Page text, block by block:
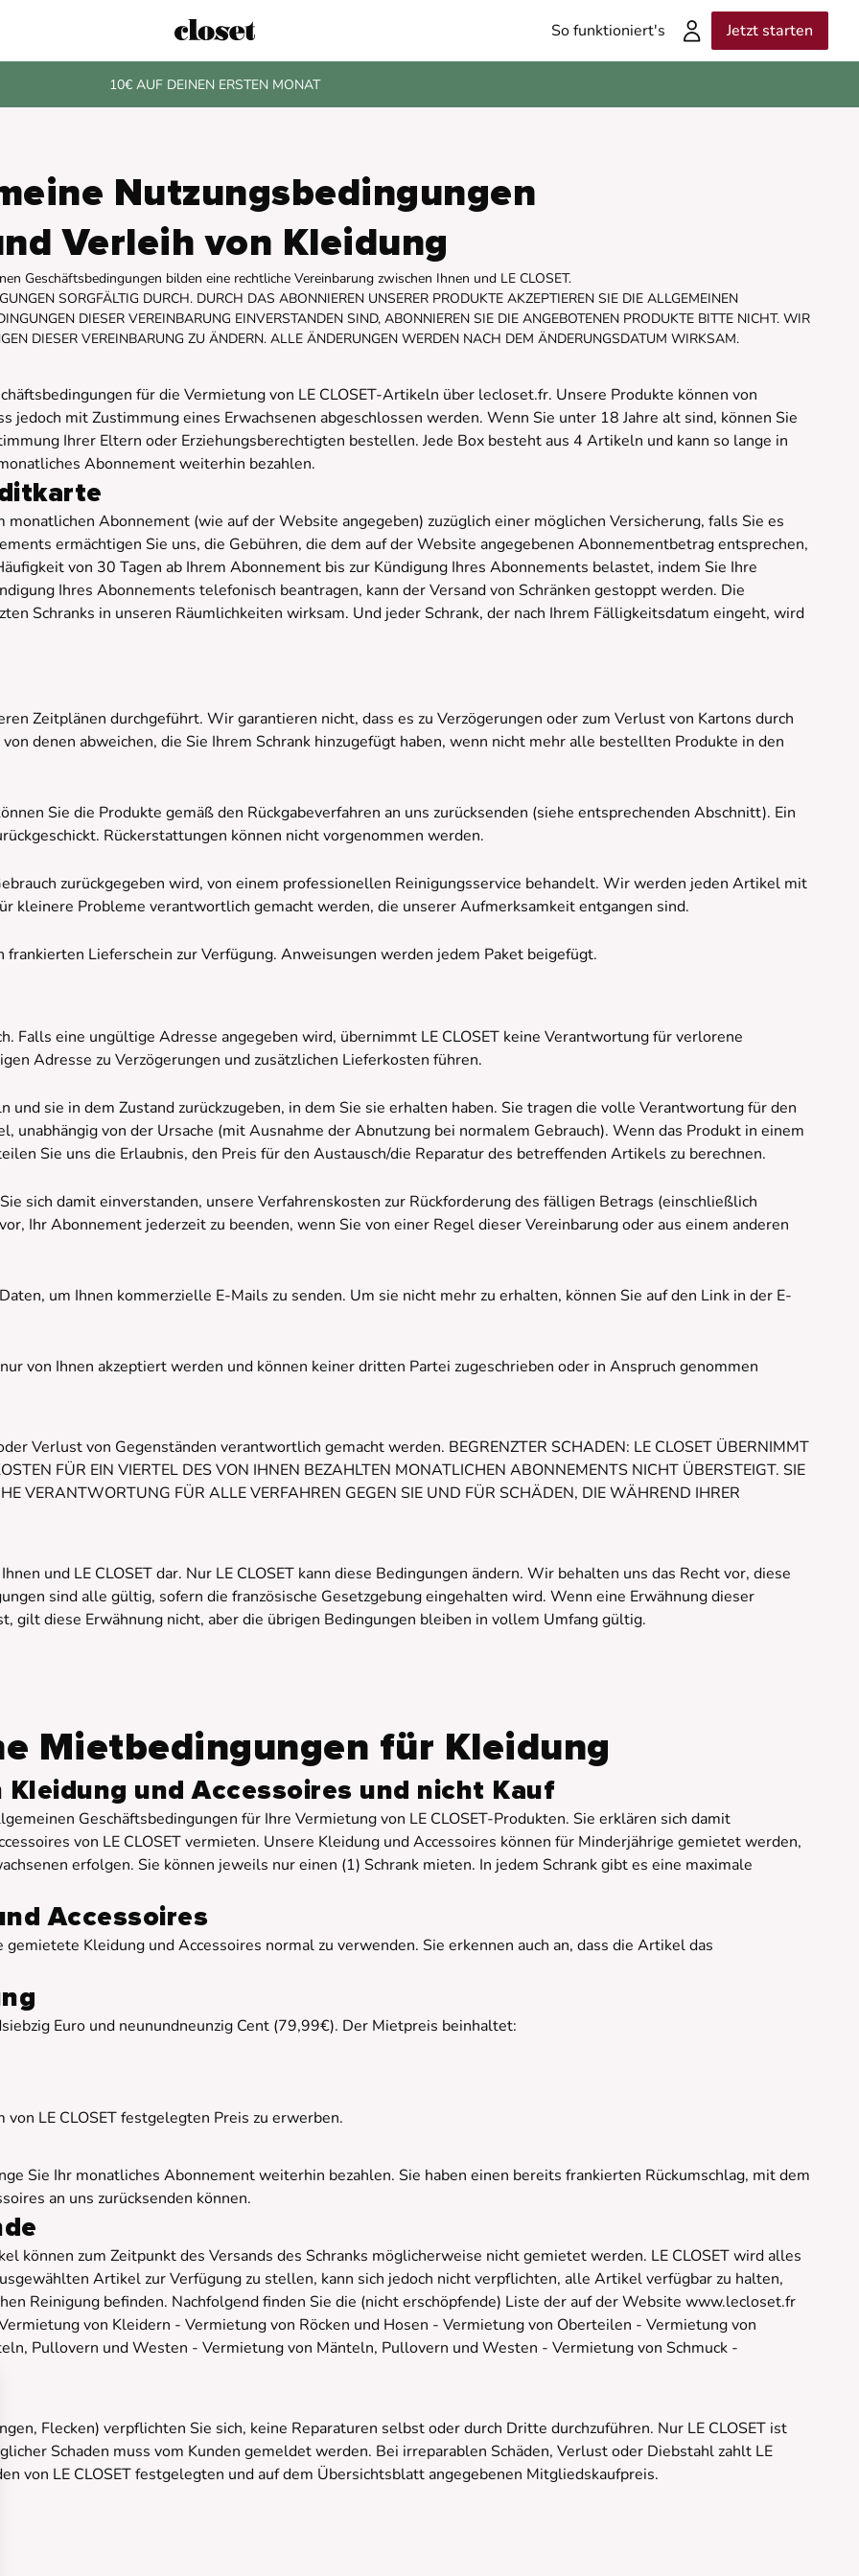
So funktioniert's Jetzt starten
10€ AUF DEINEN ERSTEN MONAT
Nutzungsbedingungen
Verleih von Kleidung
Geschäftsbedingungen bilden eine rechtliche Vereinbarung zwischen Ihnen und LE CLOSET.
SORGFÄLTIG DURCH. DURCH DAS ABONNIEREN UNSERER PRODUKTE AKZEPTIEREN SIE DIE ALLGEMEINEN
DIESER VEREINBARUNG EINVERSTANDEN SIND, ABONNIEREN SIE DIE ANGEBOTENEN PRODUKTE BITTE NICHT. WIR
DIESER VEREINBARUNG ZU ÄNDERN. ALLE ÄNDERUNGEN WERDEN NACH DEM ÄNDERUNGSDATUM WIRKSAM.
für die Vermietung von LE CLOSET-Artikeln über lecloset.fr. Unsere Produkte können von
jedoch mit Zustimmung eines Erwachsenen abgeschlossen werden. Wenn Sie unter 18 Jahre alt sind, können Sie
Ihrer Eltern oder Erziehungsberechtigten bestellen. Jede Box besteht aus 4 Artikeln und kann so lange in
Abonnement weiterhin bezahlen.
monatlichen Abonnement (wie auf der Website angegeben) zuzüglich einer möglichen Versicherung, falls Sie es
ermächtigen Sie uns, die Gebühren, die dem auf der Website angegebenen Abonnementbetrag entsprechen,
von 30 Tagen ab Ihrem Abonnement bis zur Kündigung Ihres Abonnements belastet, indem Sie Ihre
Ihres Abonnements telefonisch beantragen, kann der Versand von Schränken gestoppt werden. Die
Schranks in unseren Räumlichkeiten wirksam. Und jeder Schrank, der nach Ihrem Fälligkeitsdatum eingeht, wird
Zeitplänen durchgeführt. Wir garantieren nicht, dass es zu Verzögerungen oder zum Verlust von Kartons durch
denen abweichen, die Sie Ihrem Schrank hinzugefügt haben, wenn nicht mehr alle bestellten Produkte in den
Sie die Produkte gemäß den Rückgabeverfahren an uns zurücksenden (siehe entsprechenden Abschnitt). Ein
Rückerstattungen können nicht vorgenommen werden.
zurückgegeben wird, von einem professionellen Reinigungsservice behandelt. Wir werden jeden Artikel mit
kleinere Probleme verantwortlich gemacht werden, die unserer Aufmerksamkeit entgangen sind.
frankierten Lieferschein zur Verfügung. Anweisungen werden jedem Paket beigefügt.
Falls eine ungültige Adresse angegeben wird, übernimmt LE CLOSET keine Verantwortung für verlorene
Adresse zu Verzögerungen und zusätzlichen Lieferkosten führen.
und sie in dem Zustand zurückzugeben, in dem Sie sie erhalten haben. Sie tragen die volle Verantwortung für den
unabhängig von der Ursache (mit Ausnahme der Abnutzung bei normalem Gebrauch). Wenn das Produkt in einem
Sie uns die Erlaubnis, den Preis für den Austausch/die Reparatur des betreffenden Artikels zu berechnen.
sich damit einverstanden, unsere Verfahrenskosten zur Rückforderung des fälligen Betrags (einschließlich
Ihr Abonnement jederzeit zu beenden, wenn Sie von einer Regel dieser Vereinbarung oder aus einem anderen
um Ihnen kommerzielle E-Mails zu senden. Um sie nicht mehr zu erhalten, können Sie auf den Link in der E-
von Ihnen akzeptiert werden und können keiner dritten Partei zugeschrieben oder in Anspruch genommen
Verlust von Gegenständen verantwortlich gemacht werden. BEGRENZTER SCHADEN: LE CLOSET ÜBERNIMMT
FÜR EIN VIERTEL DES VON IHNEN BEZAHLTEN MONATLICHEN ABONNEMENTS NICHT ÜBERSTEIGT. SIE
VERANTWORTUNG FÜR ALLE VERFAHREN GEGEN SIE UND FÜR SCHÄDEN, DIE WÄHREND IHRER
und LE CLOSET dar. Nur LE CLOSET kann diese Bedingungen ändern. Wir behalten uns das Recht vor, diese
sind alle gültig, sofern die französische Gesetzgebung eingehalten wird. Wenn eine Erwähnung dieser
gilt diese Erwähnung nicht, aber die übrigen Bedingungen bleiben in vollem Umfang gültig.
Mietbedingungen für Kleidung
und Accessoires und nicht Kauf
Geschäftsbedingungen für Ihre Vermietung von LE CLOSET-Produkten. Sie erklären sich damit
von LE CLOSET vermieten. Unsere Kleidung und Accessoires können für Minderjährige gemietet werden,
erfolgen. Sie können jeweils nur einen (1) Schrank mieten. In jedem Schrank gibt es eine maximale
Accessoires
Kleidung und Accessoires normal zu verwenden. Sie erkennen auch an, dass die Artikel das
Euro und neunundneunzig Cent (79,99€). Der Mietpreis beinhaltet:
LE CLOSET festgelegten Preis zu erwerben.
Sie Ihr monatliches Abonnement weiterhin bezahlen. Sie haben einen bereits frankierten Rückumschlag, mit dem
an uns zurücksenden können.
zum Zeitpunkt des Versands des Schranks möglicherweise nicht gemietet werden. LE CLOSET wird alles
Artikel zur Verfügung zu stellen, kann sich jedoch nicht verpflichten, alle Artikel verfügbar zu halten,
Reinigung befinden. Nachfolgend finden Sie die (nicht erschöpfende) Liste der auf der Website www.lecloset.fr
von Kleidern - Vermietung von Röcken und Hosen - Vermietung von Oberteilen - Vermietung von
Pullovern und Westen - Vermietung von Mänteln, Pullovern und Westen - Vermietung von Schmuck -
Flecken) verpflichten Sie sich, keine Reparaturen selbst oder durch Dritte durchzuführen. Nur LE CLOSET ist
Schaden muss vom Kunden gemeldet werden. Bei irreparablen Schäden, Verlust oder Diebstahl zahlt LE
von LE CLOSET festgelegten und auf dem Übersichtsblatt angegebenen Mitgliedskaufpreis.